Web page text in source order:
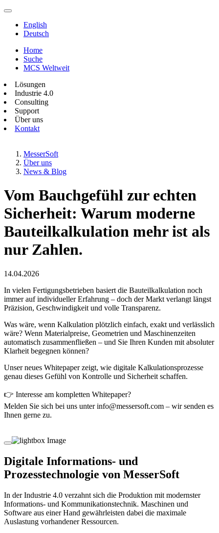
English
Deutsch
Home
Suche
MCS Weltweit
Lösungen
Industrie 4.0
Consulting
Support
Über uns
Kontakt
MesserSoft
Über uns
News & Blog
Vom Bauchgefühl zur echten
Sicherheit: Warum moderne
Bauteilkalkulation mehr ist als
nur Zahlen.
14.04.2026
In vielen Fertigungsbetrieben basiert die Bauteilkalkulation noch
immer auf individueller Erfahrung – doch der Markt verlangt längst
Präzision, Geschwindigkeit und volle Transparenz.
Was wäre, wenn Kalkulation plötzlich einfach, exakt und verlässlich
wäre? Wenn Materialpreise, Geometrien und Maschinenzeiten
automatisch zusammenfließen – und Sie Ihren Kunden mit absoluter
Klarheit begegnen können?
Unser neues Whitepaper zeigt, wie digitale Kalkulationsprozesse
genau dieses Gefühl von Kontrolle und Sicherheit schaffen.
👉 Interesse am kompletten Whitepaper?
Melden Sie sich bei uns unter info@messersoft.com – wir senden es
Ihnen gerne zu.
Digitale Informations- und
Prozesstechnologie von MesserSoft
In der Industrie 4.0 verzahnt sich die Produktion mit modernster
Informations- und Kommunikationstechnik. Maschinen und
Software aus einer Hand gewährleisten dabei die maximale
Auslastung vorhandener Ressourcen.